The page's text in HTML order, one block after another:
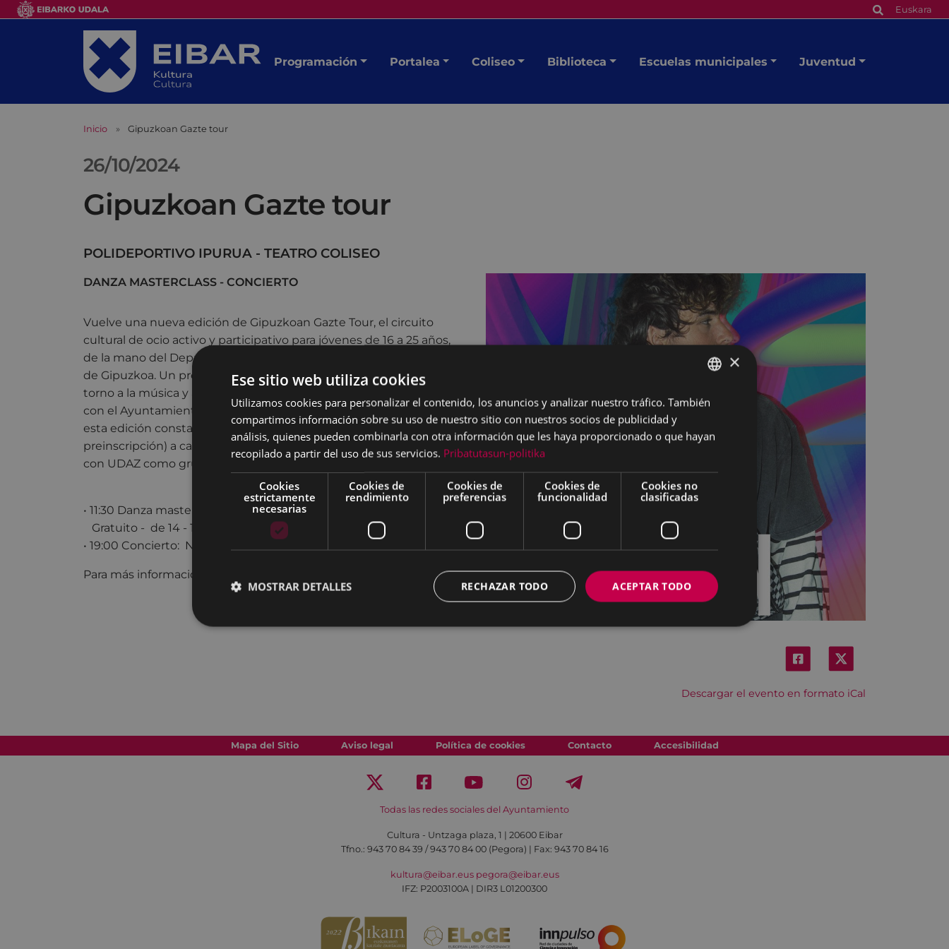
Euskara
Programación Portalea Coliseo Biblioteca Escuelas municipales Juventud
Inicio Gipuzkoan Gazte tour
26/10/2024
Gipuzkoan Gazte tour
POLIDEPORTIVO IPURUA - TEATRO COLISEO
Descargar el evento en formato iCal
DANZA MASTERCLASS - CONCIERTO
Vuelve una nueva edición de Gipuzkoan Gazte Tour, el circuito
cultural de ocio activo y participativo para jóvenes de 16 a 25 años,
de la mano del Departamento de Juventud de la Diputación Foral
de Gipuzkoa. Un programa que aglutina diversas actividades en
torno a la música y artes escénicas desarrollado en colaboración
con el Ayuntamiento. En
esta edición consta de una masterclass (gratuita, con
preinscripción) a cargo de LEIRE DALLAS y el concierto de NOAN
con UDAZ como grupo invitado.
• 11:30 Danza masterclass LEIRE DALLAS - Polideportivo Ipurua.
Gratuito - de 14 - 18 años - Inscripción del 11 al 20 de octubre
• 19:00 Concierto: NOAN - UDAZ - Teatro Coliseo, 5 €
Para más información
Mapa del Sitio Aviso legal Política de cookies Contacto Accesibilidad
Todas las redes sociales del Ayuntamiento
Cultura - Untzaga plaza, 1 | 20600 Eibar
Tfno.: 943 70 84 39 / 943 70 84 00 (Pegora) | Fax: 943 70 84 16
kultura@eibar.eus pegora@eibar.eus
IFZ: P2003100A | DIR3 L01200300
BASQUE
×
Ese sitio web utiliza cookies
Utilizamos cookies para personalizar el contenido, los anuncios y analizar nuestro tráfico. También
compartimos información sobre su uso de nuestro sitio con nuestros socios de publicidad y
análisis, quienes pueden combinarla con otra información que les haya proporcionado o que hayan
recopilado a partir del uso de sus servicios. Pribatutasun-politika
Cookies
estrictamente
necesarias
Cookies de
rendimiento
Cookies de
preferencias
Cookies de
funcionalidad
Cookies no
clasificadas
ACEPTAR TODO
RECHAZAR TODO
MOSTRAR DETALLES